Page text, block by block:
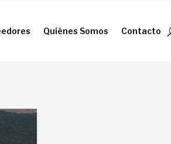
Quiénes Somos Contacto
Quiénes Somos Contacto